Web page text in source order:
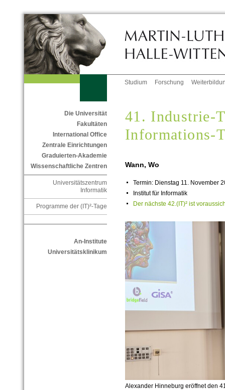
Studium Forschung
Die Universität
Fakultäten
International Office
Zentrale Einrichtungen
Graduierten-Akademie
Wissenschaftliche Zentren
Universitätszentrum
Informatik
Programme der (IT)²-Tage
An-Institute
Universitätsklinikum
41. Industrie-
Informations-
Wann, Wo
Termin: Dienstag 11. November
Institut für Informatik
Der nächste 42.(IT)² ist
Alexander Hinneburg eröffnet den